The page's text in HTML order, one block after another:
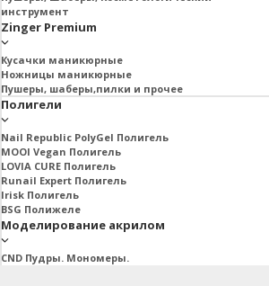
инструмент
Zinger Premium
Кусачки маникюрные
Ножницы маникюрные
Пушеры, шаберы,пилки и прочее
Полигели
Nail Republic PolyGel Полигель
MOOI Vegan Полигель
LOVIA CURE Полигель
Runail Expert Полигель
Irisk Полигель
BSG Полижеле
Моделирование акрилом
CND Пудры. Мономеры.